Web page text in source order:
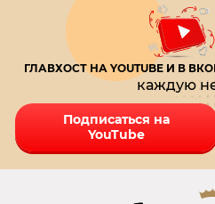
ГЛАВХОСТ НА YOUTUBE И В
каждую
Подписаться на
YouTube